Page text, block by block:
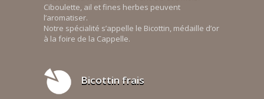
Ciboulette, ail et fines herbes peuvent
l’aromatiser.
Notre spécialité s’appelle le Bicottin, médaille d’or
à la foire de la Cappelle.
Bicottin frais